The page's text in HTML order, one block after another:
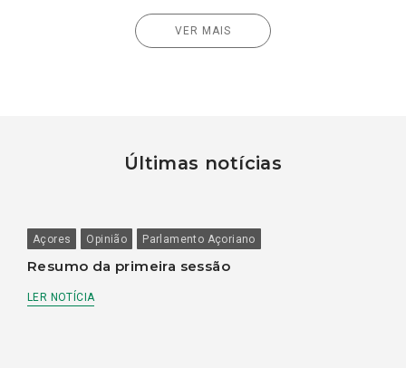
VER MAIS
Últimas notícias
Açores Opinião Parlamento Açoriano
Resumo da primeira sessão
LER NOTÍCIA